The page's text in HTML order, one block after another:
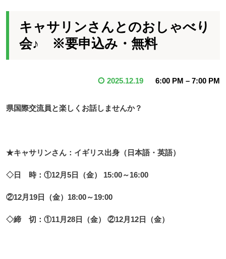
キャサリンさんとのおしゃべり
会♪ ※要申込み・無料
2025.12.19 6:00 PM–7:00 PM
県国際交流員と楽しくお話しませんか？
★キャサリンさん：イギリス出身（日本語・英語）
◇日 時：①12月5日（金） 15:00～16:00
②12月19日（金）18:00～19:00
◇締 切：①11月28日（金） ②12月12日（金）